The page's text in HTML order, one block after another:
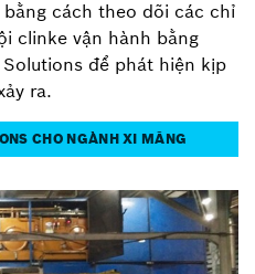
cách theo dõi các chỉ
clinke vận hành bằng
để phát hiện kịp
ra.
CHO NGÀNH XI MĂNG